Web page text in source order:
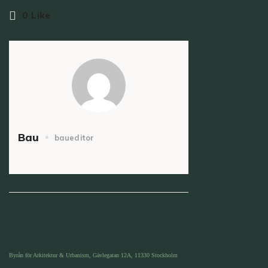
0 Like
Bau baueditor
Byrån för Arkitektur & Urbanism, Gävlegatan 12A, 11330 Stockholm